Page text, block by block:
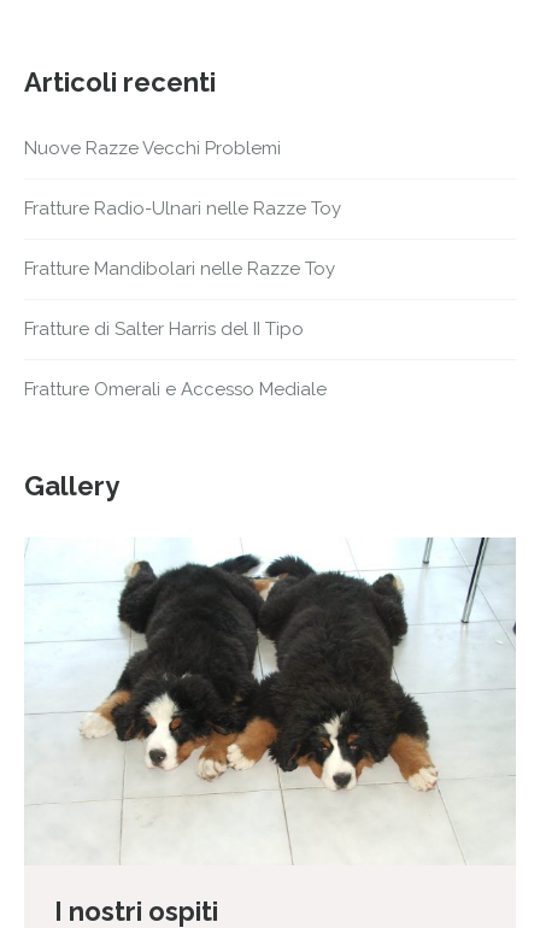
Articoli recenti
Nuove Razze Vecchi Problemi
Fratture Radio-Ulnari nelle Razze Toy
Fratture Mandibolari nelle Razze Toy
Fratture di Salter Harris del II Tipo
Fratture Omerali e Accesso Mediale
Gallery
I nostri ospiti